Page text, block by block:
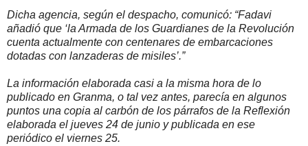
Dicha agencia, según el despacho, comunicó: “Fadavi
añadió que ‘la Armada de los Guardianes de la Revolución
cuenta actualmente con centenares de embarcaciones
dotadas con lanzaderas de misiles’.”
La información elaborada casi a la misma hora de lo
publicado en Granma, o tal vez antes, parecía en algunos
puntos una copia al carbón de los párrafos de la Reflexión
elaborada el jueves 24 de junio y publicada en ese
periódico el viernes 25.